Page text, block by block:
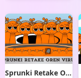
Sprunki Retake Oren Virus